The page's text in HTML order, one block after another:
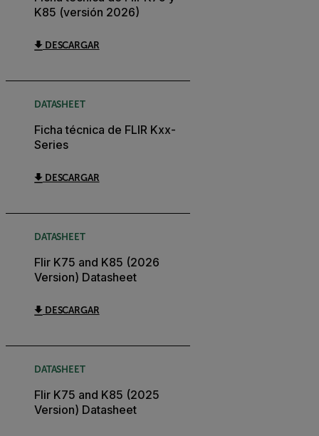
K85 (versión 2026)
DESCARGAR
DATASHEET
Ficha técnica de FLIR Kxx-
Series
DESCARGAR
DATASHEET
Flir K75 and K85 (2026
Version) Datasheet
DESCARGAR
DATASHEET
Flir K75 and K85 (2025
Version) Datasheet